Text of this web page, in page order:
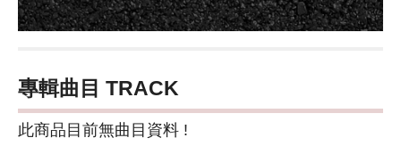
專輯曲目 TRACK
此商品目前無曲目資料 !